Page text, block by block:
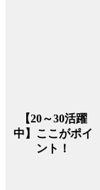
【20～30活躍
中】ここがポイ
ント！